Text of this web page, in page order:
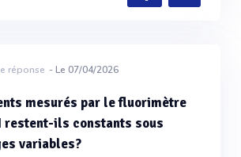
réponse - Le 07/04/2026
mesurés par le fluorimètre
restent-ils constants sous
variables?